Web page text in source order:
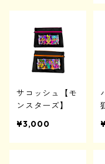
サコッシュ【モ
ンスターズ】
¥3,000